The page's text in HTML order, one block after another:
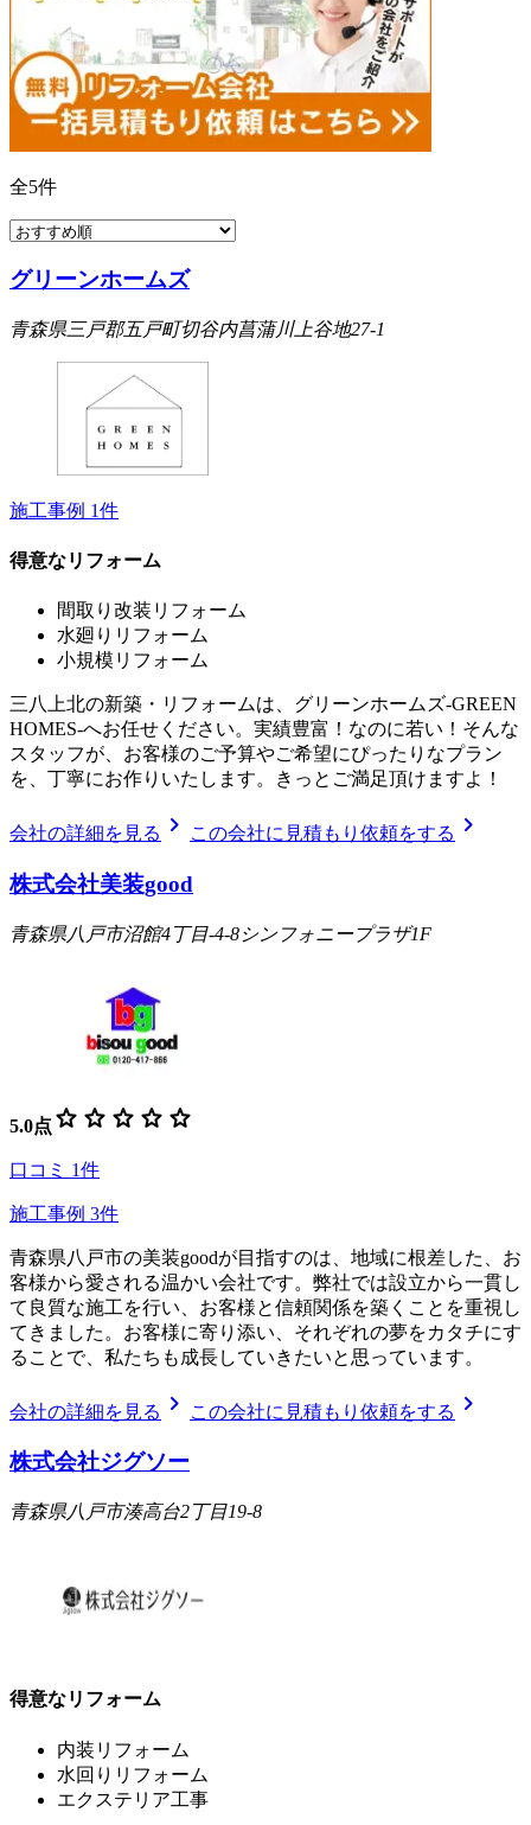
全5件
グリーンホームズ
青森県三戸郡五戸町切谷内菖蒲川上谷地27-1
施工事例 1件
得意なリフォーム
間取り改装リフォーム
水廻りリフォーム
小規模リフォーム
三八上北の新築・リフォームは、グリーンホームズ‐GREEN
HOMES‐へお任せください。実績豊富！なのに若い！そんな
スタッフが、お客様のご予算やご希望にぴったりなプラン
を、丁寧にお作りいたします。きっとご満足頂けますよ！
会社の詳細を見る chevron_right この会社に見積もり依頼をする chevron_right
株式会社美装good
青森県八戸市沼館4丁目-4-8シンフォニープラザ1F
5.0点 star star star star star
口コミ 1件
施工事例 3件
青森県八戸市の美装goodが目指すのは、地域に根差した、お
客様から愛される温かい会社です。弊社では設立から一貫し
て良質な施工を行い、お客様と信頼関係を築くことを重視し
てきました。お客様に寄り添い、それぞれの夢をカタチにす
ることで、私たちも成長していきたいと思っています。
会社の詳細を見る chevron_right この会社に見積もり依頼をする chevron_right
株式会社ジグソー
青森県八戸市湊高台2丁目19-8
得意なリフォーム
内装リフォーム
水回りリフォーム
エクステリア工事